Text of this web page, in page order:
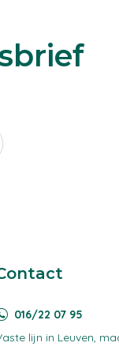
016/22 07 95
lijn in Leuven,